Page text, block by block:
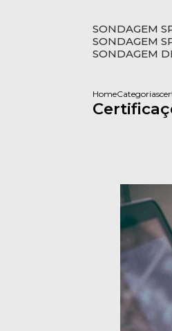
SONDAGEM
SONDAGEM
SONDAGEM
HomeCategorias